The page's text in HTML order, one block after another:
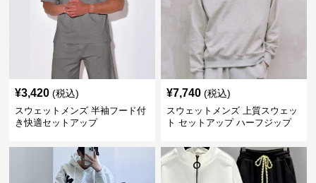
¥3,420 (税込)
スウェットメンズ 半袖フード付
き快適セットアップ
¥7,740 (税込)
スウェットメンズ 上質スウェッ
ト セットアップ ハーフジップ